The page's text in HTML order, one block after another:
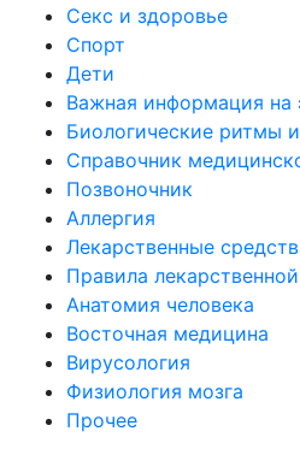
Секс и здоровье
Спорт
Дети
Важная информация на
Биологические ритмы
Справочник
Позвоночник
Аллергия
Лекарственные
Правила
Aнатомия человека
Восточная медицина
Вирусология
Физиология мозга
Прочее